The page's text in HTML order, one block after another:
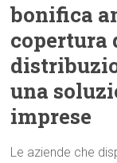
bonifica
copertura
una
imprese
Le aziende che